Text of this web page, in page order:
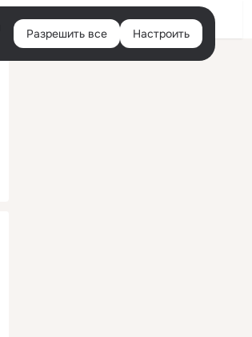
Войти
Разрешить все Настроить